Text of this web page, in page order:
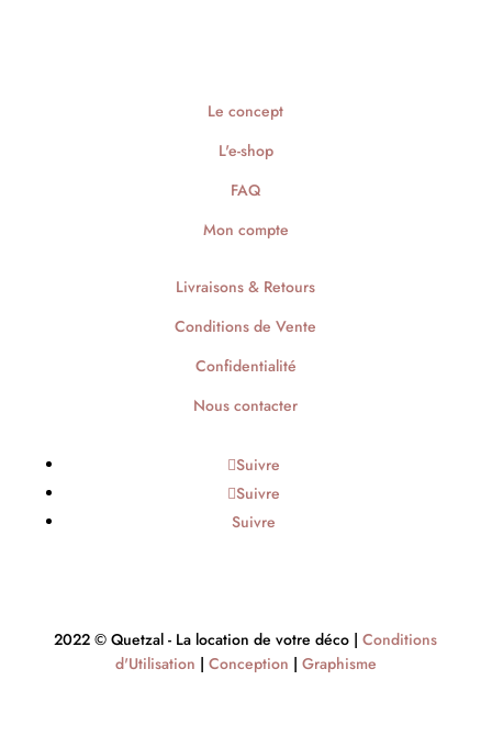
Le concept
L'e-shop
FAQ
Mon compte
Livraisons & Retours
Conditions de Vente
Confidentialité
Nous contacter
Suivre
Suivre
Suivre
2022 © Quetzal - La location de votre déco |Conditions
d'Utilisation | Conception | Graphisme